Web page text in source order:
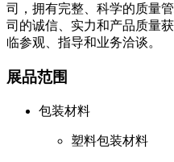
司，拥有完整、科学的质量
司的诚信、实力和产品质量
临参观、指导和业务洽谈。
展品范围
包装材料
塑料包装材料